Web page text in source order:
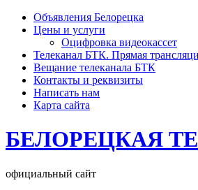
Объявления Белорецка
Цены и услуги
Оцифровка видеокассет
Телеканал БТК. Прямая
Вещание телеканала БТК
Контакты и реквизиты
Написать нам
Карта сайта
БЕЛОРЕЦКАЯ
официальный сайт